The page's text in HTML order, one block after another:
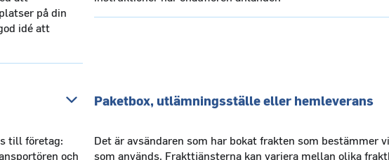
på din
idé att
till företag:
och
Paketbox, utlämningsställe eller hemleverans
Det är avsändaren som har bokat frakten som bestämmer
som används. Frakttjänsterna kan variera mellan olika